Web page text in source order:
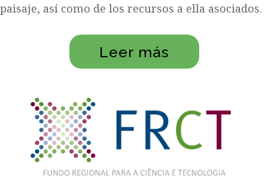
paisaje, así como de los recursos a ella asociados.
Leer más